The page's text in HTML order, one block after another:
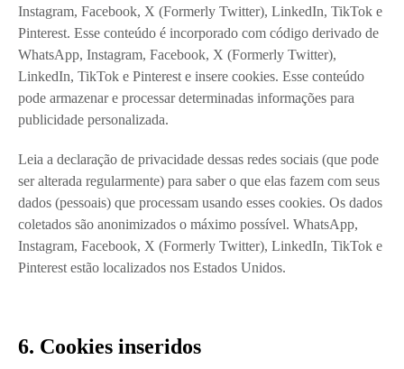
Instagram, Facebook, X (Formerly Twitter), LinkedIn, TikTok e
Pinterest. Esse conteúdo é incorporado com código derivado de
WhatsApp, Instagram, Facebook, X (Formerly Twitter),
LinkedIn, TikTok e Pinterest e insere cookies. Esse conteúdo
pode armazenar e processar determinadas informações para
publicidade personalizada.
Leia a declaração de privacidade dessas redes sociais (que pode
ser alterada regularmente) para saber o que elas fazem com seus
dados (pessoais) que processam usando esses cookies. Os dados
coletados são anonimizados o máximo possível. WhatsApp,
Instagram, Facebook, X (Formerly Twitter), LinkedIn, TikTok e
Pinterest estão localizados nos Estados Unidos.
6. Cookies inseridos